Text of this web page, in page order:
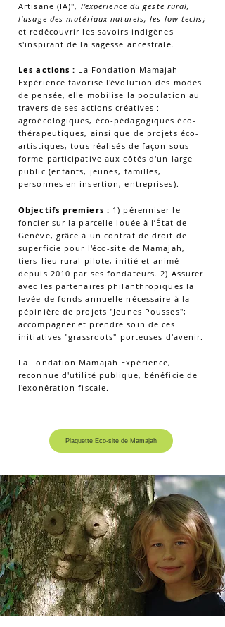
Artisane (IA)", l'expérience du geste rural,
l'usage des matériaux naturels, les low-techs;
et redécouvrir les savoirs indigènes
s'inspirant de la sagesse ancestrale.
Les actions : La Fondation Mamajah
Expérience favorise l'évolution des modes
de pensée, elle mobilise la population au
travers de ses actions créatives :
agroécologiques, éco-pédagogiques éco-
thérapeutiques, ainsi que de projets éco-
artistiques, tous réalisés de façon sous
forme participative aux côtés d'un large
public (enfants, jeunes, familles,
personnes en insertion, entreprises).
Objectifs premiers : 1) pérenniser le
foncier sur la parcelle louée à l’État de
Genève, grâce à un contrat de droit de
superficie pour l'éco-site de Mamajah,
tiers-lieu rural pilote, initié et animé
depuis 2010 par ses fondateurs. 2) Assurer
avec les partenaires philanthropiques la
levée de fonds annuelle nécessaire à la
pépinière de projets "Jeunes Pousses";
accompagner et prendre soin de ces
initiatives "grassroots" porteuses d'avenir.
La Fondation Mamajah Expérience,
reconnue d'utilité publique, bénéficie de
l'exonération fiscale.
Plaquette Éco-site de Mamajah